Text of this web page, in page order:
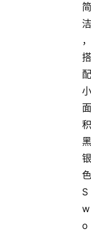
简
洁
，
搭
配
小
面
积
黑
银
色
S
w
o